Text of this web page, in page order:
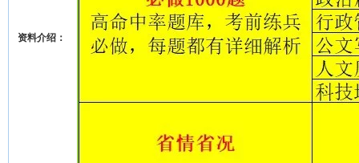
资料介绍：